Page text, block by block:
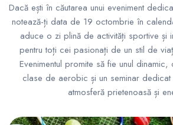
Dacă ești în căutarea unui eveniment
notează-ți data de 19 octombrie în
aduce o zi plină de activități sportive și
pentru toți cei pasionați de un stil de
Evenimentul promite să fie unul
clase de aerobic și un seminar dedicat
atmosferă prietenoasă și